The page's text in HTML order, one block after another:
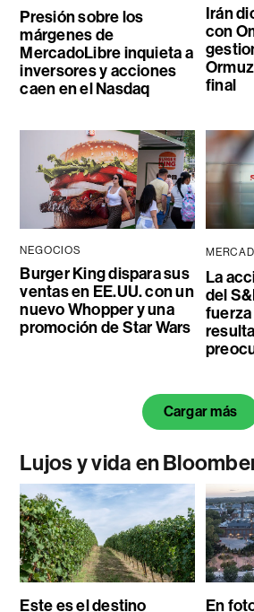
Presión sobre los
márgenes de
MercadoLibre inquieta a
inversores y acciones
caen en el Nasdaq
Irán
con
final
NEGOCIOS
Burger King dispara sus
ventas en EE.UU. con un
nuevo Whopper y una
promoción de Star Wars
La
del
Cargar más
Lujos y vida en
Este es el destino
En